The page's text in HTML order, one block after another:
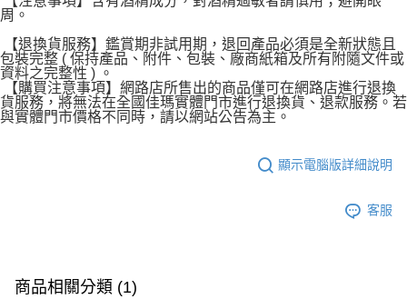
周。
【退換貨服務】鑑賞期非試用期，退回產品必須是全新狀態且
包裝完整 ( 保持產品、附件、包裝、廠商紙箱及所有附隨文件或
資料之完整性 ) 。
【購買注意事項】網路店所售出的商品僅可在網路店進行退換
貨服務，將無法在全國佳瑪實體門市進行退換貨、退款服務。若
與實體門市價格不同時，請以網站公告為主。
顯示電腦版詳細說明
客服
商品相關分類 (1)